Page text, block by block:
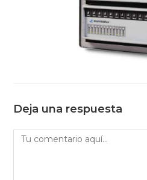
Deja una respuesta
Comentario